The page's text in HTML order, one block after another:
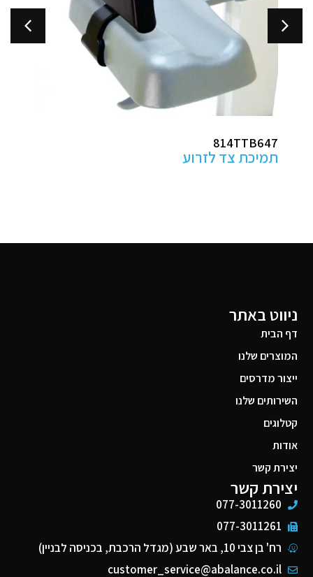
מגני עקב למניעת פצעי לחץ
ניווט באתר
דף הבית
המוצרים שלנו
ייצור מדרסים
השירותים שלנו
קטלוגים
אודות
יצירת קשר
יצירת קשר
077-3011260
077-3011261
רח' בן צבי 10, באר שבע (מגדל הרכבת, בכניסה לבניין)
customer_service@abalance.co.il